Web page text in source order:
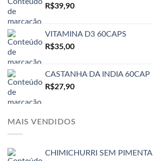
R$39,90
VITAMINA D3 60CAPS
R$35,00
CASTANHA DA INDIA 60CAP
R$27,90
MAIS VENDIDOS
CHIMICHURRI SEM